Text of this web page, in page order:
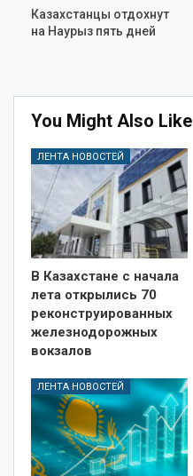
Казахстанцы отдохнут
на Наурыз пять дней
You Might Also Like
ЛЕНТА НОВОСТЕЙ
В Казахстане с начала
лета открылись 70
реконструированных
железнодорожных
вокзалов
ЛЕНТА НОВОСТЕЙ